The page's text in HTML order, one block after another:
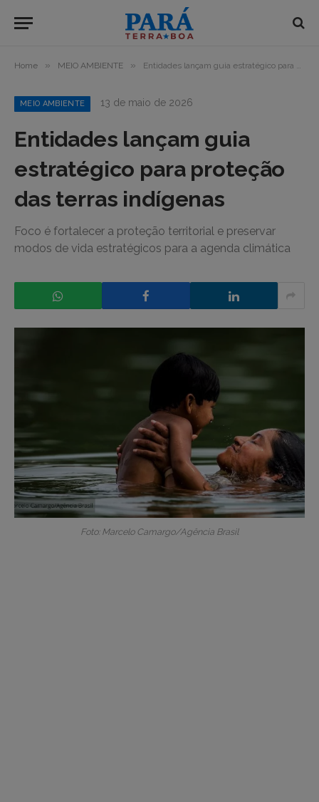
Home » MEIO AMBIENTE » Entidades lançam guia estratégico para proteção das terras indígenas
MEIO AMBIENTE 13 de maio de 2026
Entidades lançam guia
estratégico para proteção
das terras indígenas
Foco é fortalecer a proteção territorial e preservar
modos de vida estratégicos para a agenda climática
Foto: Marcelo Camargo/Agência Brasil